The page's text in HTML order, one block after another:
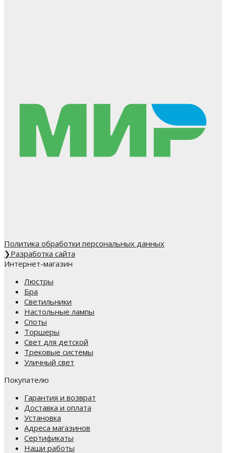
Политика обработки персональных данных
❯Разработка сайта
Интернет-магазин
Люстры
Бра
Светильники
Настольные лампы
Споты
Торшеры
Свет для детской
Трековые системы
Уличный свет
Покупателю
Гарантия и возврат
Доставка и оплата
Установка
Адреса магазинов
Сертификаты
Наши работы